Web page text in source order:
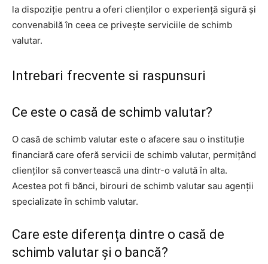
la dispoziție pentru a oferi clienților o experiență sigură și
convenabilă în ceea ce privește serviciile de schimb
valutar.
Intrebari frecvente si raspunsuri
Ce este o casă de schimb valutar?
O casă de schimb valutar este o afacere sau o instituție
financiară care oferă servicii de schimb valutar, permițând
clienților să convertească una dintr-o valută în alta.
Acestea pot fi bănci, birouri de schimb valutar sau agenții
specializate în schimb valutar.
Care este diferența dintre o casă de
schimb valutar și o bancă?